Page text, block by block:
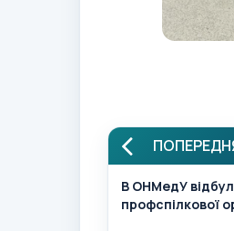
В ОНМедУ
профспілкової